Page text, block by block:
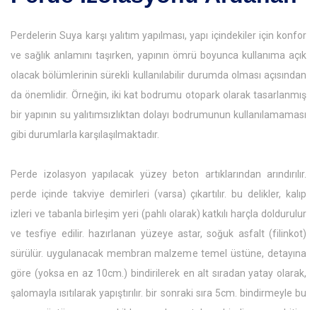
Perdelerin Suya karşı yalıtım yapılması, yapı içindekiler için konfor
ve sağlık anlamını taşırken, yapının ömrü boyunca kullanıma açık
olacak bölümlerinin sürekli kullanılabilir durumda olması açısından
da önemlidir. Örneğin, iki kat bodrumu otopark olarak tasarlanmış
bir yapının su yalıtımsızlıktan dolayı bodrumunun kullanılamaması
gibi durumlarla karşılaşılmaktadır.
Perde izolasyon yapılacak yüzey beton artıklarından arındırılır.
perde içinde takviye demirleri (varsa) çıkartılır. bu delikler, kalıp
izleri ve tabanla birleşim yeri (pahlı olarak) katkılı harçla doldurulur
ve tesfiye edilir. hazırlanan yüzeye astar, soğuk asfalt (filinkot)
sürülür. uygulanacak membran malzeme temel üstüne, detayına
göre (yoksa en az 10cm.) bindirilerek en alt sıradan yatay olarak,
şalomayla ısıtılarak yapıştırılır. bir sonraki sıra 5cm. bindirmeyle bu